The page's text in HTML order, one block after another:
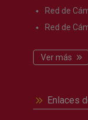
Red de
Red de
Ver más
Enlaces